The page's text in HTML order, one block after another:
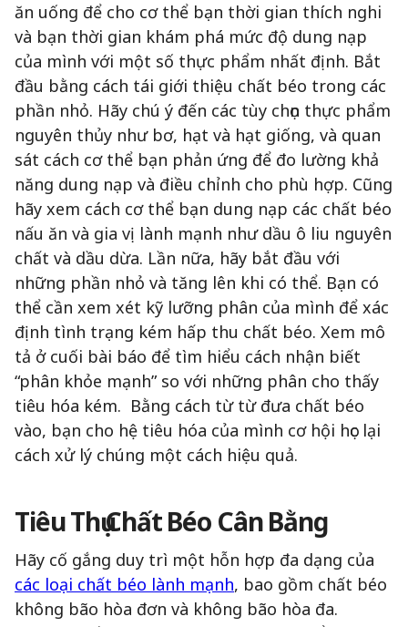
ăn uống để cho cơ thể bạn thời gian thích nghi
và bạn thời gian khám phá mức độ dung nạp
của mình với một số thực phẩm nhất định. Bắt
đầu bằng cách tái giới thiệu chất béo trong các
phần nhỏ. Hãy chú ý đến các tùy chọn thực phẩm
nguyên thủy như bơ, hạt và hạt giống, và quan
sát cách cơ thể bạn phản ứng để đo lường khả
năng dung nạp và điều chỉnh cho phù hợp. Cũng
hãy xem cách cơ thể bạn dung nạp các chất béo
nấu ăn và gia vị lành mạnh như dầu ô liu nguyên
chất và dầu dừa. Lần nữa, hãy bắt đầu với
những phần nhỏ và tăng lên khi có thể. Bạn có
thể cần xem xét kỹ lưỡng phân của mình để xác
định tình trạng kém hấp thu chất béo. Xem mô
tả ở cuối bài báo để tìm hiểu cách nhận biết
“phân khỏe mạnh” so với những phân cho thấy
tiêu hóa kém. Bằng cách từ từ đưa chất béo
vào, bạn cho hệ tiêu hóa của mình cơ hội học lại
cách xử lý chúng một cách hiệu quả.
Tiêu Thụ Chất Béo Cân Bằng
Hãy cố gắng duy trì một hỗn hợp đa dạng của
các loại chất béo lành mạnh, bao gồm chất béo
không bão hòa đơn và không bão hòa đa.